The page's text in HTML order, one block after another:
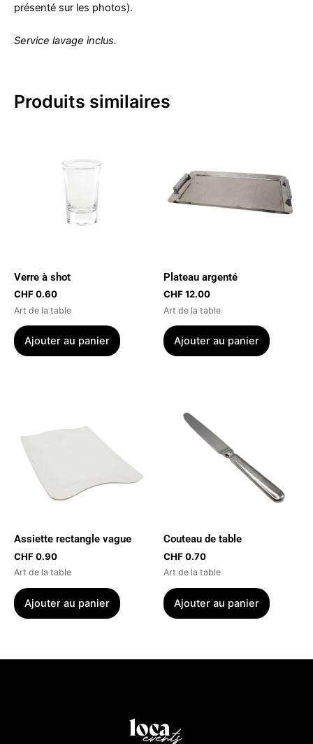
présenté sur les photos).
Service lavage inclus.
Produits similaires
Verre à shot
CHF0.60
Art de la table
Ajouter au panier
Plateau argenté
CHF12.00
Art de la table
Ajouter au panier
Assiette rectangle vague
CHF0.90
Art de la table
Ajouter au panier
Couteau de table
CHF0.70
Art de la table
Ajouter au panier